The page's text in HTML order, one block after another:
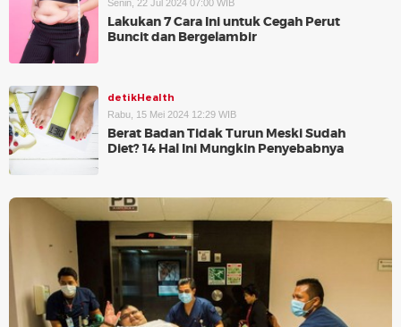
Senin, 22 Jul 2024 07:00 WIB
Lakukan 7 Cara Ini untuk Cegah Perut
Buncit dan Bergelambir
detikHealth
Rabu, 15 Mei 2024 12:29 WIB
Berat Badan Tidak Turun Meski Sudah
Diet? 14 Hal Ini Mungkin Penyebabnya